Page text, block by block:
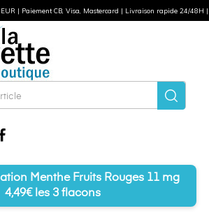
Menthe Fruits Rouges 11 mg
4,49€ les 3 flacons
| Paiement CB, Visa, Mastercard | Livraison rapide 24/48H |